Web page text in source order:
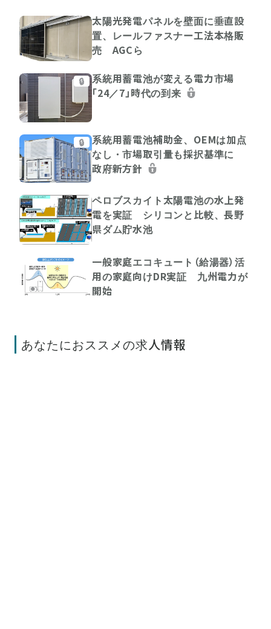
太陽光発電パネルを壁面に垂直設
置、レールファスナー工法本格販
売 AGCら
🔒
系統用蓄電池が変える電力市場
「24／7」時代の到来
🔒
系統用蓄電池補助金、OEMは加点
なし・市場取引量も採択基準に
政府新方針
ペロブスカイト太陽電池の水上発
電を実証 シリコンと比較、長野
県ダム貯水池
一般家庭エコキュート（給湯器）活
用の家庭向けDR実証 九州電力が
開始
あなたにおススメの求人情報